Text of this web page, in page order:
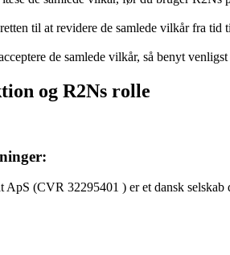
til at revidere de samlede vilkår fra
de samlede vilkår, så benyt
og R2Ns rolle
ApS (CVR 32295401 ) er et dansk